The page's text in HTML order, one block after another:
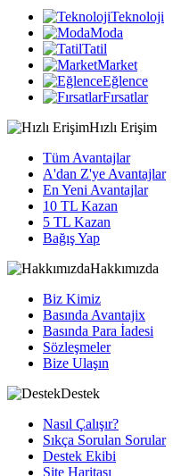
Teknoloji
Moda
Tatil
Market
Eğlence
Fırsatlar
Hızlı Erişim
Tüm Avantajlar
A'dan Z'ye Avantajlar
En Yeni Avantajlar
10 TL Kazan
5 TL Kazan
Bağış Yap
Hakkımızda
Biz Kimiz
Basında Avantajix
Basında Para İadesi
Sözleşmeler
Bize Ulaşın
Destek
Nasıl Çalışır?
Sıkça Sorulan Sorular
Destek Ekibi
Site Haritası